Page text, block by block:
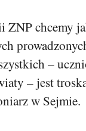
ZNP chcemy
–
– jest
w Sejmie.